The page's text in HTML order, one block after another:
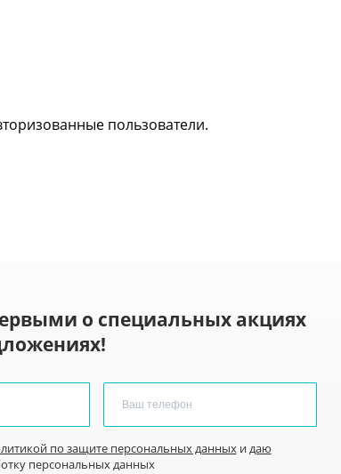
пользователи.
о специальных акциях
по защите персональных данныхидаю
персональных данных